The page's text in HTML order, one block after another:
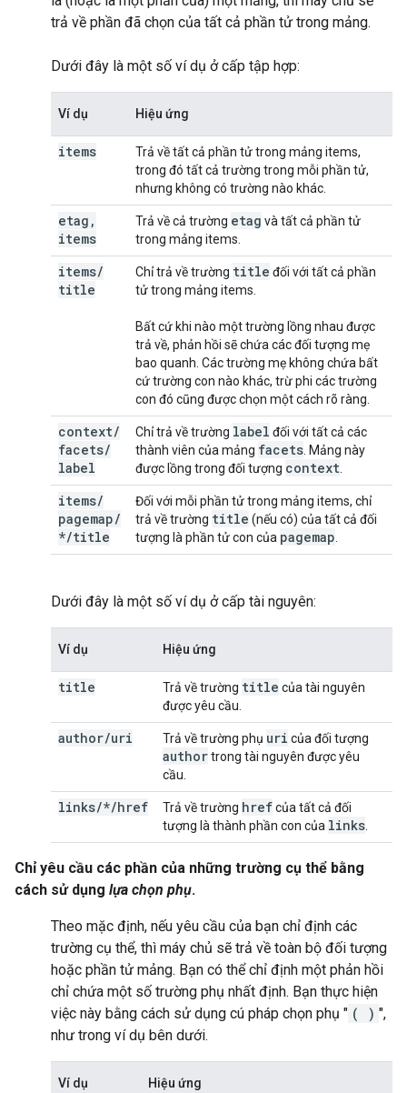
trả về phần đã chọn của tất cả phần tử trong mảng.
Dưới đây là một số ví dụ ở cấp tập hợp:
Ví dụ Hiệu ứng
items
Trả về tất cả phần tử trong mảng items,
trong đó tất cả trường trong mỗi phần tử,
nhưng không có trường nào khác.
etag ,
items
Trả về cả trường etag và tất cả phần tử
trong mảng items.
items/
title
Chỉ trả về trường title đối với tất cả phần
tử trong mảng items.
Bất cứ khi nào một trường lồng nhau được
trả về, phản hồi sẽ chứa các đối tượng mẹ
bao quanh. Các trường mẹ không chứa bất
cứ trường con nào khác, trừ phi các trường
con đó cũng được chọn một cách rõ ràng.
context/
facets/
label
Chỉ trả về trường label đối với tất cả các
thành viên của mảng facets . Mảng này
được lồng trong đối tượng context
items/
pagemap/
*/title
Đối với mỗi phần tử trong mảng items, chỉ
trả về trường title (nếu có) của tất cả đối
tượng là phần tử con của pagemap
Dưới đây là một số ví dụ ở cấp tài nguyên:
Ví dụ Hiệu ứng
title Trả về trường title của tài nguyên
được yêu cầu.
author/uri Trả về trường phụ uri của đối tượng
authortrong tài nguyên được yêu
cầu.
links/*/href Trả về trường hrefcủa tất cả đối
tượng là thành phần con của links
Chỉ yêu cầu các phần của những trường cụ thể bằng
cách sử dụng lựa chọn phụ.
Theo mặc định, nếu yêu cầu của bạn chỉ định các
trường cụ thể, thì máy chủ sẽ trả về toàn bộ đối tượng
hoặc phần tử mảng. Bạn có thể chỉ định một phản hồi
chỉ chứa một số trường phụ nhất định. Bạn thực hiện
việc này bằng cách sử dụng cú pháp chọn phụ " ( ) ",
như trong ví dụ bên dưới.
Ví dụ Hiệu ứng